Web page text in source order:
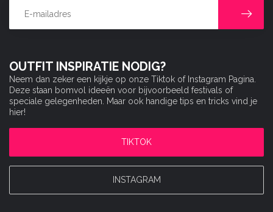
OUTFIT INSPIRATIE NODIG?
Neem dan zeker een kijkje op onze Tiktok of Instagram Pagina.
Deze staan bomvol ideeën voor bijvoorbeeld festivals of
speciale gelegenheden. Maar ook handige tips en tricks vind je
hier!
TIKTOK
INSTAGRAM